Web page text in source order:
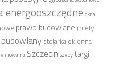
energooszczędne okna
prawo budowlane rolety
budowlany stolarka okienna
Szczecin szyby targi